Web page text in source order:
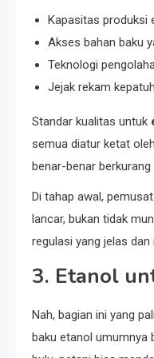
Kapasitas produksi
Akses bahan baku
Teknologi
Jejak rekam
Standar kualitas untuk
semua diatur ketat
benar-benar
Di tahap awal,
lancar, bukan tidak
regulasi yang jelas
3. Etanol
Nah, bagian ini yang
baku etanol umumnya